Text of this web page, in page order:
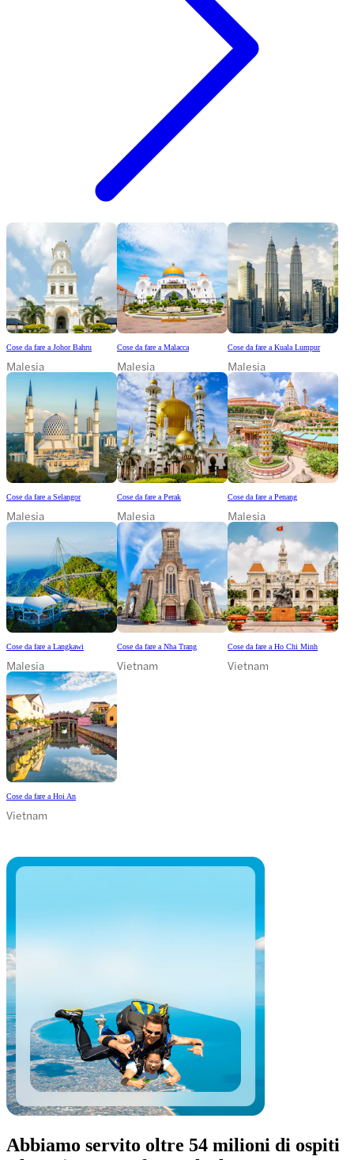
Cose da fare a Johor Bahru
Malesia
Cose da fare a Malacca
Malesia
Cose da fare a Kuala Lumpur
Malesia
Cose da fare a Selangor
Malesia
Cose da fare a Perak
Malesia
Cose da fare a Penang
Malesia
Cose da fare a Langkawi
Malesia
Cose da fare a Nha Trang
Vietnam
Cose da fare a Ho Chi Minh
Vietnam
Cose da fare a Hoi An
Vietnam
Abbiamo servito oltre 54 milioni di ospiti